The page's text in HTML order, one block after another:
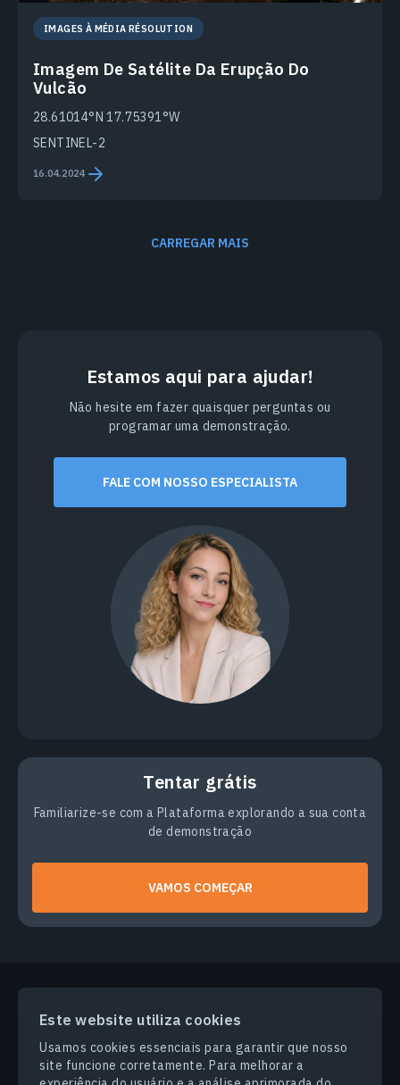
Este website utiliza cookies
Usamos cookies essenciais para garantir que nosso
site funcione corretamente. Para melhorar a
IMAGES À MÉDIA RÉSOLUTION
Imagem De Satélite Da Erupção Do
Vulcão
28.61014°N 17.75391°W
SENTINEL-2
16.04.2024
CARREGAR MAIS
Estamos aqui para ajudar!
Não hesite em fazer quaisquer perguntas ou
programar uma demonstração.
FALE COM NOSSO ESPECIALISTA
Tentar grátis
Familiarize-se com a Plataforma explorando a sua conta
de demonstração
VAMOS COMEÇAR
PRODUCTS & SOLUTIONS
SETORES